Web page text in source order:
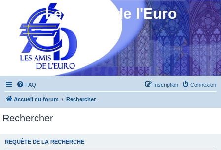
Les Amis de l'Euro
FAQ Connexion
Inscription
Accueil du forum Rechercher
Rechercher
REQUÊTE DE LA RECHERCHE